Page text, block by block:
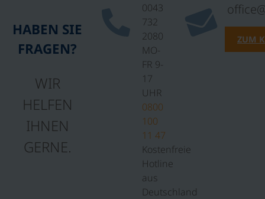
HABEN SIE
FRAGEN?
WIR
HELFEN
IHNEN
GERNE.
0043
732
2080
MO-
FR 9-
17
UHR
0800
100
11 47
Kostenfreie
Hotline
aus
Deutschland
ZUM